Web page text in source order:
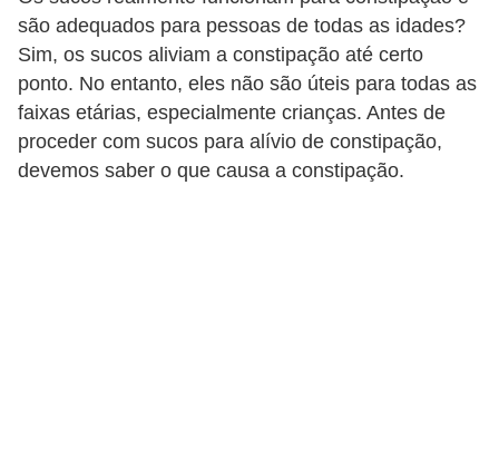
são adequados para pessoas de todas as idades?
Sim, os sucos aliviam a constipação até certo
ponto. No entanto, eles não são úteis para todas as
faixas etárias, especialmente crianças. Antes de
proceder com sucos para alívio de constipação,
devemos saber o que causa a constipação.
ç
ã
o
S
a